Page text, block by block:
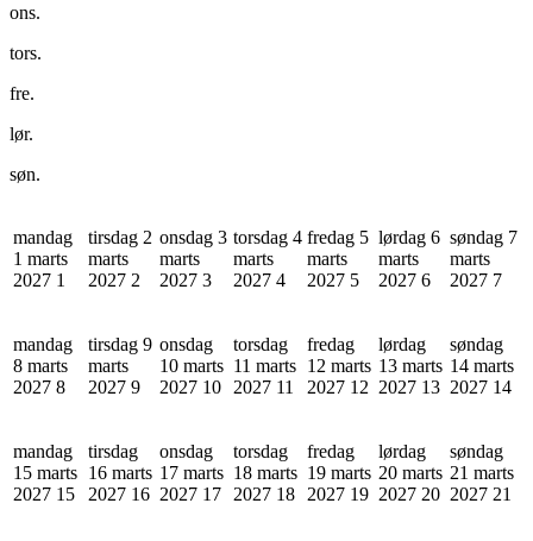
ons.
tors.
fre.
lør.
søn.
mandag
1 marts
2027 1
tirsdag 2
marts
2027 2
onsdag 3
marts
2027 3
torsdag 4
marts
2027 4
fredag 5
marts
2027 5
lørdag 6
marts
2027 6
søndag 7
marts
2027 7
mandag
8 marts
2027 8
tirsdag 9
marts
2027 9
onsdag
10 marts
2027 10
torsdag
11 marts
2027 11
fredag
12 marts
2027 12
lørdag
13 marts
2027 13
søndag
14 marts
2027 14
mandag
15 marts
2027 15
tirsdag
16 marts
2027 16
onsdag
17 marts
2027 17
torsdag
18 marts
2027 18
fredag
19 marts
2027 19
lørdag
20 marts
2027 20
søndag
21 marts
2027 21